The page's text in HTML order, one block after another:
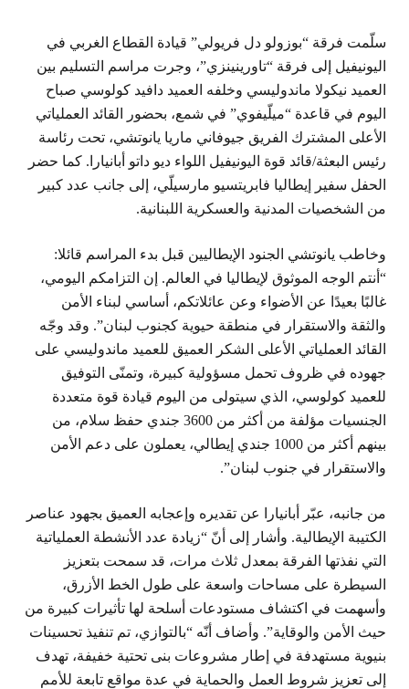
سلّمت فرقة “بوزولو دل فريولي” قيادة القطاع الغربي في
اليونيفيل إلى فرقة “تاورينينزي”، وجرت مراسم التسليم بين
العميد نيكولا ماندوليسي وخلفه العميد دافيد كولوسي صباح
اليوم في قاعدة “ميلّيفوي” في شمع، بحضور القائد العملياتي
الأعلى المشترك الفريق جيوفاني ماريا يانوتشي، تحت رئاسة
رئيس البعثة/قائد قوة اليونيفيل اللواء ديو داتو أبانيارا. كما حضر
الحفل سفير إيطاليا فابريتسيو مارسيلّي، إلى جانب عدد كبير
من الشخصيات المدنية والعسكرية اللبنانية.
وخاطب يانوتشي الجنود الإيطاليين قبل بدء المراسم قائلا:
“أنتم الوجه الموثوق لإيطاليا في العالم. إن التزامكم اليومي،
غالبًا بعيدًا عن الأضواء وعن عائلاتكم، أساسي لبناء الأمن
والثقة والاستقرار في منطقة حيوية كجنوب لبنان”. وقد وجّه
القائد العملياتي الأعلى الشكر العميق للعميد ماندوليسي على
جهوده في ظروف تحمل مسؤولية كبيرة، وتمنّى التوفيق
للعميد كولوسي، الذي سيتولى من اليوم قيادة قوة متعددة
الجنسيات مؤلفة من أكثر من 3600 جندي حفظ سلام، من
بينهم أكثر من 1000 جندي إيطالي، يعملون على دعم الأمن
والاستقرار في جنوب لبنان”.
من جانبه، عبّر أبانيارا عن تقديره وإعجابه العميق بجهود عناصر
الكتيبة الإيطالية. وأشار إلى أنّ “زيادة عدد الأنشطة العملياتية
التي نفذتها الفرقة بمعدل ثلاث مرات، قد سمحت بتعزيز
السيطرة على مساحات واسعة على طول الخط الأزرق،
وأسهمت في اكتشاف مستودعات أسلحة لها تأثيرات كبيرة من
حيث الأمن والوقاية”. وأضاف أنّه “بالتوازي، تم تنفيذ تحسينات
بنيوية مستهدفة في إطار مشروعات بنى تحتية خفيفة، تهدف
إلى تعزيز شروط العمل والحماية في عدة مواقع تابعة للأمم